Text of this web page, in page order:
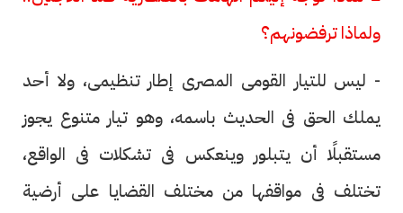
ولماذا ترفضونهم؟
- ليس للتيار القومى المصرى إطار تنظيمى، ولا أحد
يملك الحق فى الحديث باسمه، وهو تيار متنوع يجوز
مستقبلًا أن يتبلور وينعكس فى تشكلات فى الواقع،
تختلف فى مواقفها من مختلف القضايا على أرضية